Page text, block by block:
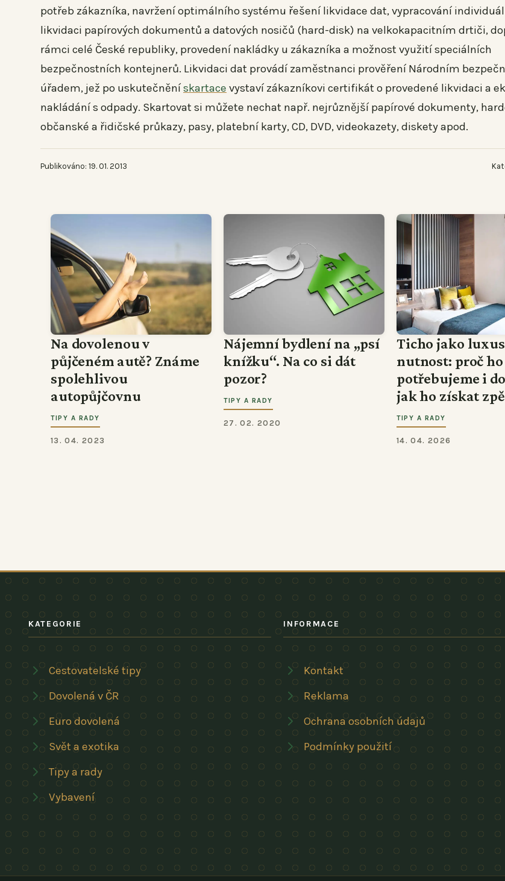
potřeb zákazníka, navržení optimálního systému řešení likvidace dat, vypracování
likvidaci papírových dokumentů a datových nosičů (hard-disk) na velkokapacitním drtiči,
rámci celé České republiky, provedení nakládky u zákazníka a možnost využití speciálních
bezpečnostních kontejnerů. Likvidaci dat provádí zaměstnanci prověření Národním
úřadem, jež po uskutečněnískartace vystaví zákazníkovi certifikát o provedené likvidaci a
nakládání s odpady. Skartovat si můžete nechat např. nejrůznější papírové dokumenty,
občanské a řidičské průkazy, pasy, platební karty, CD, DVD, videokazety, diskety apod.
Publikováno: 19. 01. 2013
Na dovolenou v
půjčeném autě? Známe
spolehlivou
autopůjčovnu
TIPY A RADY
13. 04. 2023
Nájemní bydlení na „psí
knížku“. Na co si dát
pozor?
TIPY A RADY
27. 02. 2020
Ticho jako
nutnost: proč ho
potřebujeme i
jak ho získat
TIPY A RADY
14. 04. 2026
KATEGORIE
Cestovatelské tipy
Dovolená v ČR
Euro dovolená
Svět a exotika
Tipy a rady
Vybavení
INFORMACE
Kontakt
Reklama
Ochrana osobních údajů
Podmínky použití